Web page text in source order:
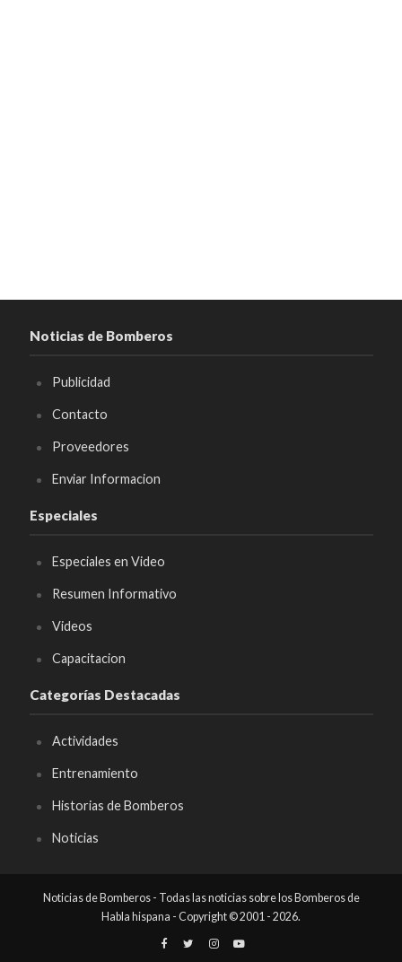
Noticias de Bomberos
Publicidad
Contacto
Proveedores
Enviar Informacion
Especiales
Especiales en Video
Resumen Informativo
Videos
Capacitacion
Categorías Destacadas
Actividades
Entrenamiento
Historias de Bomberos
Noticias
Noticias de Bomberos - Todas las noticias sobre los Bomberos de
Habla hispana - Copyright © 2001 - 2026.